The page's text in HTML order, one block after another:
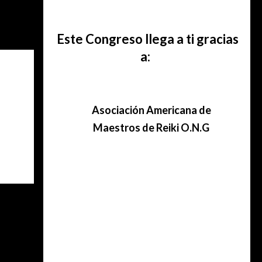
Este Congreso llega a ti gracias
a:
AsociaciónAmericana de
Maestros de Reiki O.N.G